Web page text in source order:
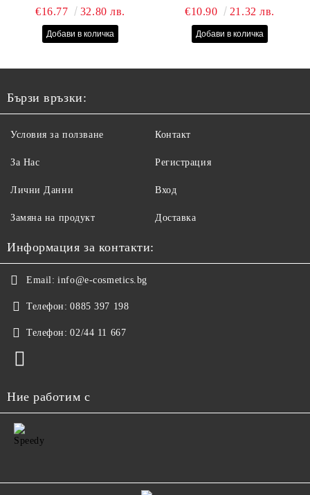
СУХИ, ИЗТОЩЕНИ И
КОПРИНЕНИ
€16.77 32.80 лв.
40СМ/70СМ - 100БР
€10.90 21.32 лв.
Бързи връзки:
Условия за ползване
За Нас
Лични Данни
Замяна на продукт
Контакт
Регистрация
Вход
Доставка
Информация за контакти:
Email: info@e-cosmetics.bg
Телефон: 0885 397 198
Телефон: 02/44 11 667
Ние работим с